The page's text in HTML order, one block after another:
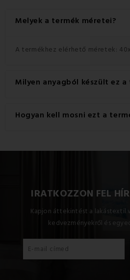
Melyek a termék méretei?
A termékhez elérhető méretek:
Milyen anyagból készült ez a
Ez a termék kiváló minőségű
pamut.
Hogyan kell mosni ezt a
IRATKOZZON FEL
Kapjon áttekintést a lakástextil
kedvezményekről és